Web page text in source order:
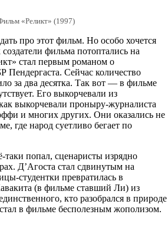
«Реликт» (1997)
про этот фильм. Но особо хочется
фильма потоптались на
стал первым романом о
Пендергаста. Сейчас количество
за два десятка. Так вот — в фильме
Его выкорчевали из
выкорчевали проныру-журналиста
и многих других. Они оказались не
где народ суетливо бегает по
таки попал, сценаристы изрядно
Д’Агоста стал сдвинутым на
студентки превратилась в
(в фильме ставший Ли) из
кто разобрался в природе
в фильме бесполезным жополизом.